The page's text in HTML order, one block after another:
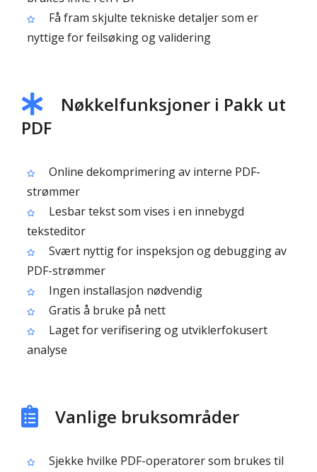
Få fram skjulte tekniske detaljer som er
nyttige for feilsøking og validering
Nøkkelfunksjoner i Pakk ut
PDF
Online dekomprimering av interne PDF-
strømmer
Lesbar tekst som vises i en innebygd
teksteditor
Svært nyttig for inspeksjon og debugging av
PDF-strømmer
Ingen installasjon nødvendig
Gratis å bruke på nett
Laget for verifisering og utviklerfokusert
analyse
Vanlige bruksområder
Sjekke hvilke PDF-operatorer som brukes til